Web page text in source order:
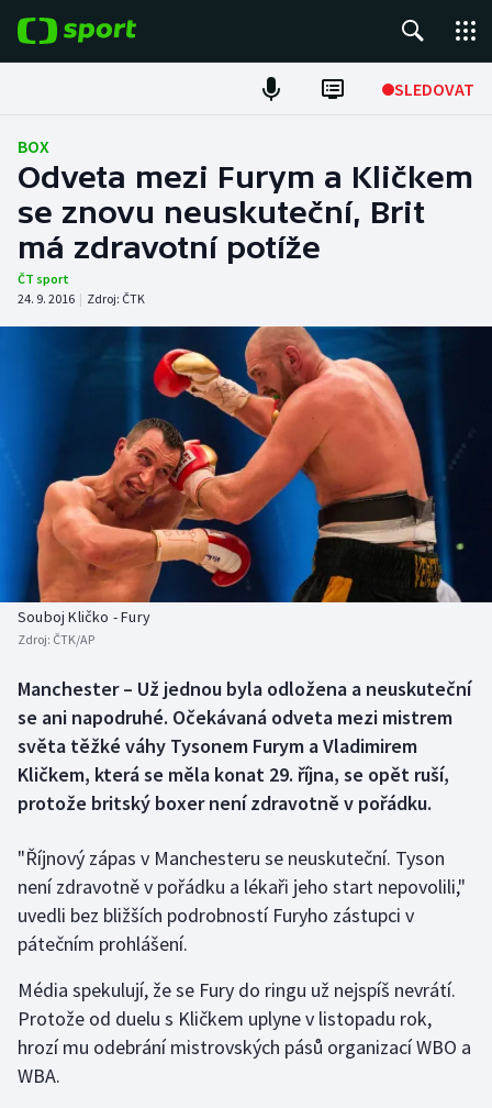
SLEDOVAT
Fotbal
Hokej
Tenis
Atletika
Cyklistika
Americký fotbal
Baseball a softbal
Basketbal
Biatlon
Box
Curling
Florbal
Futsal
Golf
Gymnastika
Házená
NEPŘEHLÉDNĚTE
Soutěže
Historické návraty
Aplikace ČT sport
BOX
Odveta mezi Furym a Kličkem
se znovu neuskuteční, Brit
má zdravotní potíže
ČT sport
24. 9. 2016 | Zdroj: ČTK
Souboj Kličko - Fury
Zdroj: ČTK/AP
Manchester – Už jednou byla odložena a neuskuteční
se ani napodruhé. Očekávaná odveta mezi mistrem
světa těžké váhy Tysonem Furym a Vladimirem
Kličkem, která se měla konat 29. října, se opět ruší,
protože britský boxer není zdravotně v pořádku.
"Říjnový zápas v Manchesteru se neuskuteční. Tyson
není zdravotně v pořádku a lékaři jeho start nepovolili,"
uvedli bez bližších podrobností Furyho zástupci v
pátečním prohlášení.
Média spekulují, že se Fury do ringu už nejspíš nevrátí.
Protože od duelu s Kličkem uplyne v listopadu rok,
hrozí mu odebrání mistrovských pásů organizací WBO a
WBA.